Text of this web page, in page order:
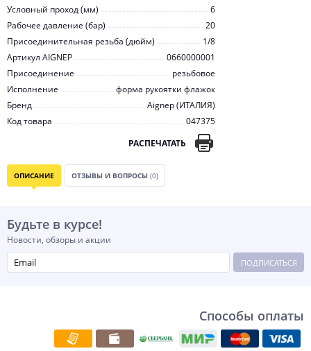
Условный проход (мм)
6
Рабочее давление (бар)
20
Присоединительная резьба (дюйм)
1/8
Артикул AIGNEP
0660000001
Присоединение
резьбовое
Исполнение
форма рукоятки флажок
Бренд
Aignep (ИТАЛИЯ)
Код товара
047375
РАСПЕЧАТАТЬ
ОПИСАНИЕ ОТЗЫВЫ И ВОПРОСЫ (0)
Будьте в курсе!
Новости, обзоры и акции
ПОДПИСАТЬСЯ
Способы оплаты